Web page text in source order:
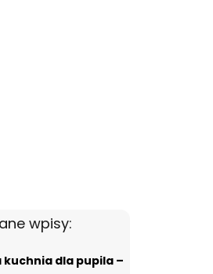
wpisy:
kuchnia dla pupila –